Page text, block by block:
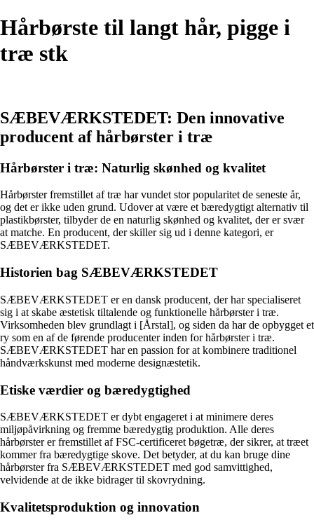
Hårbørste til langt hår, pigge i
træ stk
SÆBEVÆRKSTEDET: Den innovative
producent af hårbørster i træ
Hårbørster i træ: Naturlig skønhed og kvalitet
Hårbørster fremstillet af træ har vundet stor popularitet de seneste år,
og det er ikke uden grund. Udover at være et bæredygtigt alternativ til
plastikbørster, tilbyder de en naturlig skønhed og kvalitet, der er svær
at matche. En producent, der skiller sig ud i denne kategori, er
SÆBEVÆRKSTEDET.
Historien bag SÆBEVÆRKSTEDET
SÆBEVÆRKSTEDET er en dansk producent, der har specialiseret
sig i at skabe æstetisk tiltalende og funktionelle hårbørster i træ.
Virksomheden blev grundlagt i [Årstal], og siden da har de opbygget et
ry som en af de førende producenter inden for hårbørster i træ.
SÆBEVÆRKSTEDET har en passion for at kombinere traditionel
håndværkskunst med moderne designæstetik.
Etiske værdier og bæredygtighed
SÆBEVÆRKSTEDET er dybt engageret i at minimere deres
miljøpåvirkning og fremme bæredygtig produktion. Alle deres
hårbørster er fremstillet af FSC-certificeret bøgetræ, der sikrer, at træet
kommer fra bæredygtige skove. Det betyder, at du kan bruge dine
hårbørster fra SÆBEVÆRKSTEDET med god samvittighed,
velvidende at de ikke bidrager til skovrydning.
Kvalitetsproduktion og innovation